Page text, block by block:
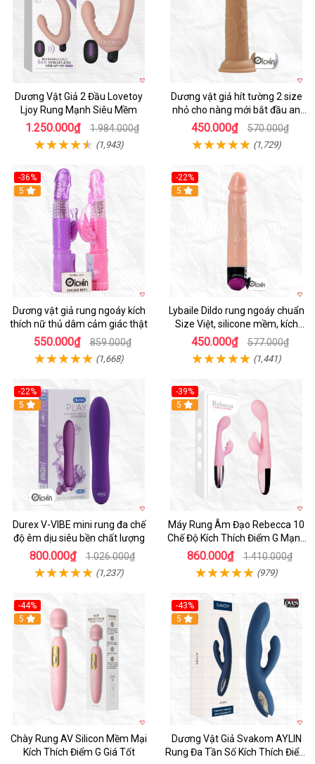
Dương Vật Giả 2 Đầu Lovetoy
Ljoy Rung Mạnh Siêu Mềm
1.250.000₫ 1.984.000₫
(1,943)
Dương vật giả hít tường 2 size
nhỏ cho nàng mới bắt đầu an
toàn dễ dùng
450.000₫ 570.000₫
(1,729)
-36%
Hot
5
Dương vật giả rung ngoáy kích
thích nữ thủ dâm cảm giác thật
550.000₫ 859.000₫
(1,668)
-22%
Hot
5
Lybaile Dildo rung ngoáy chuẩn
Size Việt, silicone mềm, kích
thích mạnh
450.000₫ 577.000₫
(1,441)
-22%
Hot
5
Durex V-VIBE mini rung đa chế
độ êm dịu siêu bền chất lượng
800.000₫ 1.026.000₫
(1,237)
-39%
Hot
5
Máy Rung Âm Đạo Rebecca 10
Chế Độ Kích Thích Điểm G Mạnh
Mẽ
860.000₫ 1.410.000₫
(979)
-44%
Hot
5
Chày Rung AV Silicon Mềm Mại
Kích Thích Điểm G Giá Tốt
-43%
Hot
5
Dương Vật Giả Svakom AYLIN
Rung Đa Tần Số Kích Thích Điểm